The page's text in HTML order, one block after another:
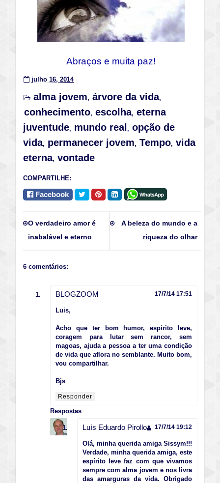
Abraços e muita paz!
julho 16, 2014
alma jovem, árvore da vida,
conhecimento, escolha, eterna
juventude, mundo real , opção de
vida, permanecer jovem, Tempo, vida
eterna, vontade
COMPARTILHE:
Facebook
A beleza do mundo e a
riqueza do olhar
O verdadeiro amor é
inabalável e eterno
6 comentários:
BLOGZOOM 17/7/14 17:51
Luis,
Acho que ter bom humor, espírito leve,
coragem para lutar sem rancor, sem
magoas, ajuda a pessoa a ter uma condição
de vida que aflora no semblante. Muito bom,
vou compartilhar.
Bjs
Responder
Respostas
Luís Eduardo Pirollo 17/7/14 19:12
Olá, minha querida amiga Sissym!!!
Verdade, minha querida amiga, este
espírito leve faz com que vivamos
sempre com alma jovem e nos livra
das amarguras da vida. Obrigado